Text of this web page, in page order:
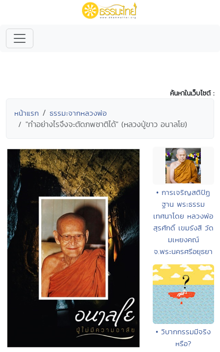
ค้นหาในเว็บไซต์ :
หน้าแรก ธรรมะจากหลวงพ่อ
"ทำอย่างไรจึงจะตัดภพชาติได้" (หลวงปู่ขาว อนาลโย)
• การเจริญสติปัฏ
ฐาน พระธรรม
เทศนาโดย หลวงพ่อ
สุรศักดิ์ เขมรังสี วัด
มเหยงคณ์
จ.พระนครศรีอยุธยา
• วิบากกรรมมีจริง
หรือ?